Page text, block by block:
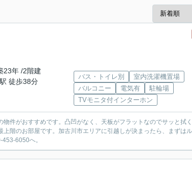
23年 /2階建
駅 徒歩38分
バス・トイレ別
室内洗濯機置場
バルコニー
電気有
駐輪場
TVモニタ付インターホン
件がおすすめです。凸凹がなく、天板がフラットなのでサッと拭
階のお部屋です。加古川市エリアに引越しが決まったら、まずは
6050へ。